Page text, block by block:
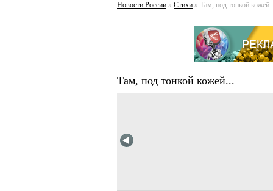
Новости России » Стихи » Там, под тонкой
Там, под тонкой кожей...